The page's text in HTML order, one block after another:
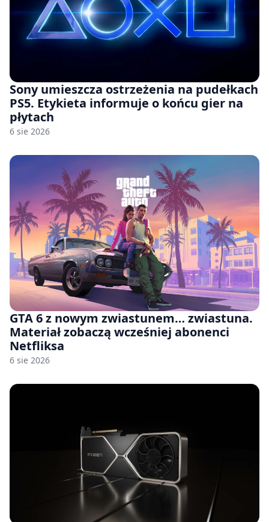
Sony umieszcza ostrzeżenia na pudełkach
PS5. Etykieta informuje o końcu gier na
płytach
6 sie 2026
GTA 6 z nowym zwiastunem… zwiastuna.
Materiał zobaczą wcześniej abonenci
Netfliksa
6 sie 2026